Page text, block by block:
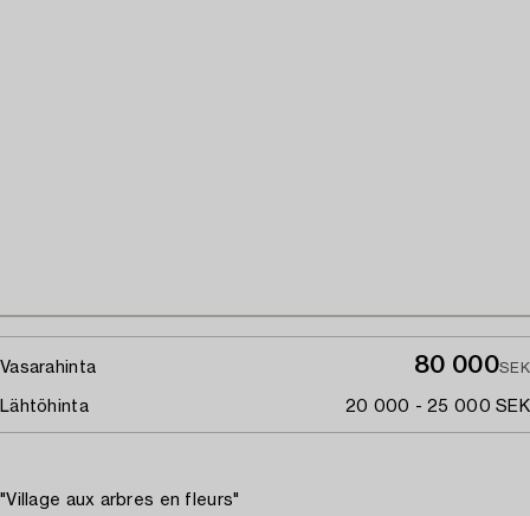
Vasarahinta 80 000SEK
Lähtöhinta 20 000 - 25 000 SEK
"Village aux arbres en fleurs"